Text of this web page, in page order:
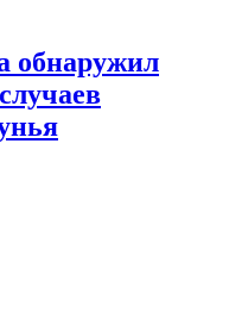
обнаружил